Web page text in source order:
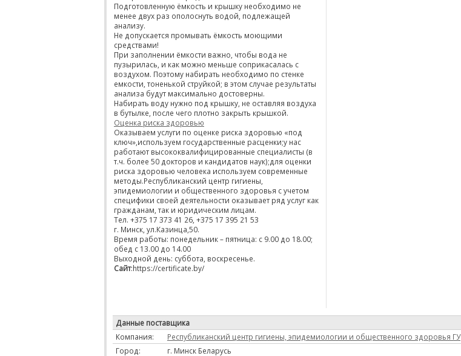
Подготовленную ёмкость и крышку необходимо не
менее двух раз ополоснуть водой, подлежащей
анализу.
Не допускается промывать ёмкость моющими
средствами!
При заполнении ёмкости важно, чтобы вода не
пузырилась, и как можно меньше соприкасалась с
воздухом. Поэтому набирать необходимо по стенке
емкости, тоненькой струйкой; в этом случае результаты
анализа будут максимально достоверны.
Набирать воду нужно под крышку, не оставляя воздуха
в бутылке, после чего плотно закрыть крышкой.
Оценка риска здоровью
Оказываем услуги по оценке риска здоровью «под
ключ»,используем государственные расценки;у нас
работают высококвалифицированные специалисты (в
т.ч. более 50 докторов и кандидатов наук);для оценки
риска здоровью человека используем современные
методы.Республиканский центр гигиены,
эпидемиологии и общественного здоровья с учетом
специфики своей деятельности оказывает ряд услуг как
гражданам, так и юридическим лицам.
Тел. +375 17 373 41 26, +375 17 395 21 53
г. Минск, ул.Казинца,50.
Время работы: понедельник – пятница: с 9.00 до 18.00;
обед с 13.00 до 14.00
Выходной день: суббота, воскресенье.
Сайт:https://certificate.by/
Данные поставщика
Компания:
Республиканский центр гигиены, эпидемиологии и общественного здоровья ГУ
Город:
г. Минск Беларусь